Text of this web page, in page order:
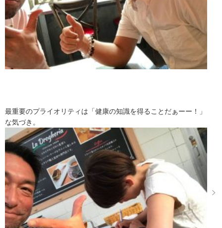
最重要のプライオリティは「健康の知識を得ることだぁーー！」
な気づき。